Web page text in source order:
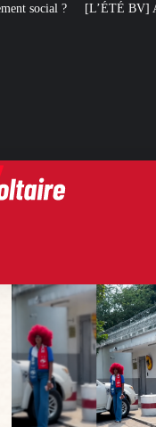
Artisans, chasseurs,